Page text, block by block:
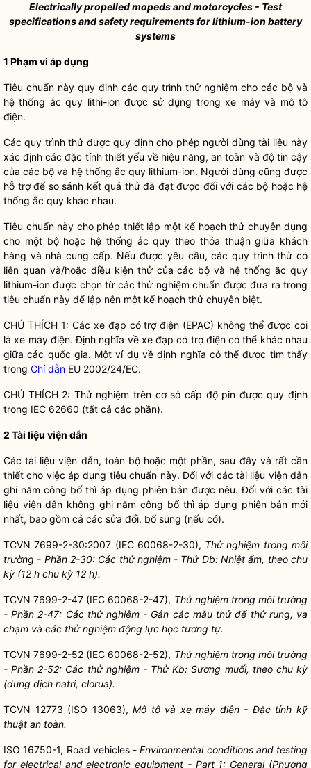
Electrically propelled mopeds and motorcycles - Test
specifications and safety requirements for lithium-ion battery
systems
1 Phạm vi áp dụng
Tiêu chuẩn này quy định các quy trình thử nghiệm cho các bộ và
hệ thống ắc quy lithi-ion được sử dụng trong xe máy và mô tô
điện.
Các quy trình thử được quy định cho phép người dùng tài liệu này
xác định các đặc tính thiết yếu về hiệu năng, an toàn và độ tin cậy
của các bộ và hệ thống ắc quy lithium-ion. Người dùng cũng được
hỗ trợ để so sánh kết quả thử đã đạt được đối với các bộ hoặc hệ
thống ắc quy khác nhau.
Tiêu chuẩn này cho phép thiết lập một kế hoạch thử chuyên dụng
cho một bộ hoặc hệ thống ắc quy theo thỏa thuận giữa khách
hàng và nhà cung cấp. Nếu được yêu cầu, các quy trình thử có
liên quan và/hoặc điều kiện thử của các bộ và hệ thống ắc quy
lithium-ion được chọn từ các thử nghiệm chuẩn được đưa ra trong
tiêu chuẩn này để lập nên một kế hoạch thử chuyên biệt.
CHÚ THÍCH 1: Các xe đạp có trợ điện (EPAC) không thể được coi
là xe máy điện. Định nghĩa về xe đạp có trợ điện có thể khác nhau
giữa các quốc gia. Một ví dụ về định nghĩa có thể được tìm thấy
trong Chỉ dẫn EU 2002/24/EC.
CHÚ THÍCH 2: Thử nghiệm trên cơ sở cấp độ pin được quy định
trong IEC 62660 (tất cả các phần).
2 Tài liệu viện dẫn
Các tài liệu viện dẫn, toàn bộ hoặc một phần, sau đây và rất cần
thiết cho việc áp dụng tiêu chuẩn này. Đối với các tài liệu viện dẫn
ghi năm công bố thì áp dụng phiên bản được nêu. Đối với các tài
liệu viện dẫn không ghi năm công bố thì áp dụng phiên bản mới
nhất, bao gồm cả các sửa đổi, bổ sung (nếu có).
TCVN 7699-2-30:2007 (IEC 60068-2-30), Thử nghiệm trong môi
trường - Phần 2-30: Các thử nghiệm - Thử Db: Nhiệt ẩm, theo chu
kỳ (12 h chu kỳ 12 h).
TCVN 7699-2-47 (IEC 60068-2-47), Thử nghiệm trong môi trường
- Phần 2-47: Các thử nghiệm - Gắn các mẫu thử để thử rung, va
chạm và các thử nghiệm động lực học tương tự.
TCVN 7699-2-52 (IEC 60068-2-52), Thử nghiệm trong môi trường
- Phần 2-52: Các thử nghiệm - Thử Kb: Sương muối, theo chu kỳ
(dung dịch natri, clorua).
TCVN 12773 (ISO 13063),Mô tô và xe máy điện - Đặc tính kỹ
thuật an toàn.
ISO 16750-1, Road vehicles -Environmental conditions and testing
for electrical and electronic equipment - Part 1: General (Phương